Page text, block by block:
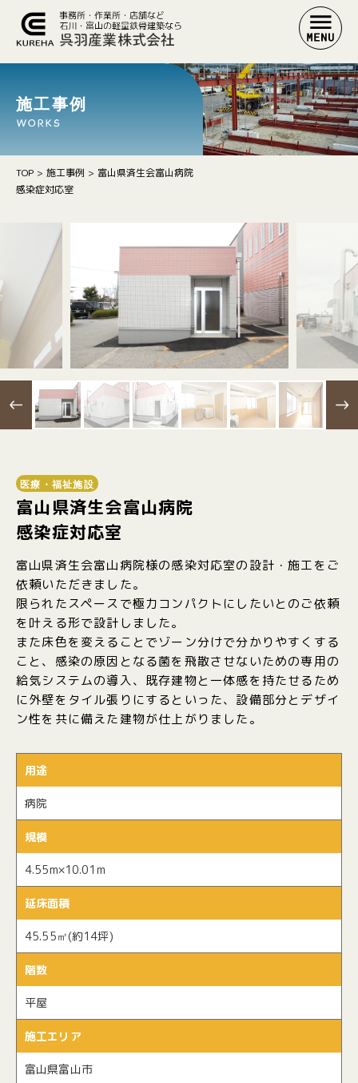
施工事例
WORKS
TOP > 施工事例 > 富山県済生会富山病院
感染症対応室
医療・福祉施設
富山県済生会富山病院
感染症対応室
富山県済生会富山病院様の感染対応室の設計・施工をご
依頼いただきました。
限られたスペースで極力コンパクトにしたいとのご依頼
を叶える形で設計しました。
また床色を変えることでゾーン分けで分かりやすくする
こと、感染の原因となる菌を飛散させないための専用の
給気システムの導入、既存建物と一体感を持たせるため
に外壁をタイル張りにするといった、設備部分とデザイ
ン性を共に備えた建物が仕上がりました。
用途
病院
規模
4.55m×10.01m
延床面積
45.55㎡(約14坪)
階数
平屋
施工エリア
富山県富山市